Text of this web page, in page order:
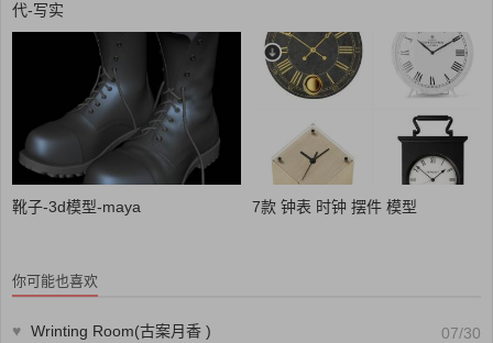
代-写实
靴子-3d模型-maya 7款 钟表 时钟 摆件 模型
你可能也喜欢
♥ Wrinting Room(古案月香 )
07/30